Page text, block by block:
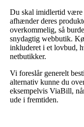
Du skal imidlertid være
afhænder deres
overkommelig, så
snydagtig webbutik.
inkluderet i et lovbud,
netbutikker.
Vi foreslår generelt
alternativ kunne du
eksempelvis ViaBill,
ude i fremtiden.